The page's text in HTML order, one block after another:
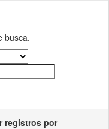
busca.
registros por